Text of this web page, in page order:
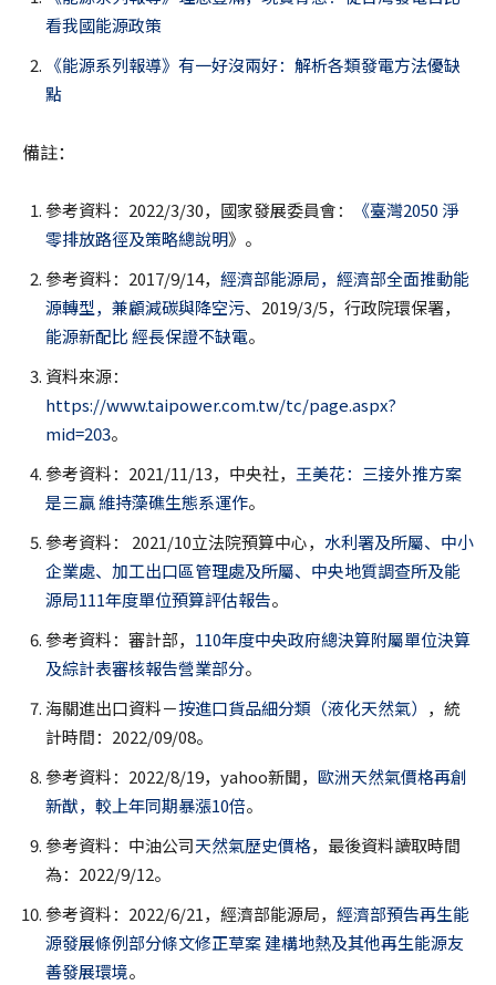
看我國能源政策
《能源系列報導》有一好沒兩好：解析各類發電方法優缺
點
備註：
參考資料：2022/3/30，國家發展委員會：
《臺灣2050 淨
零排放路徑及策略總說明》。
參考資料：2017/9/14， 經濟部能源局，經濟部全面推動能
源轉型，兼顧減碳與降空污、2019/3/5，行政院環保署，
能源新配比 經長保證不缺電。
資料來源：
https://www.taipower.com.tw/tc/page.aspx?
mid=203。
參考資料：2021/11/13，中央社， 王美花：三接外推方案
是三贏 維持藻礁生態系運作。
參考資料： 2021/10立法院預算中心， 水利署及所屬、中小
企業處、加工出口區管理處及所屬、中央地質調查所及能
源局111年度單位預算評估報告。
參考資料：審計部， 110年度中央政府總決算附屬單位決算
及綜計表審核報告營業部分。
海關進出口資料－按進口貨品細分類（液化天然氣） ，統
計時間：2022/09/08。
參考資料：2022/8/19，yahoo新聞， 歐洲天然氣價格再創
新猷，較上年同期暴漲10倍。
參考資料：中油公司天然氣歷史價格，最後資料讀取時間
為：2022/9/12。
參考資料：2022/6/21，經濟部能源局， 經濟部預告再生能
源發展條例部分條文修正草案 建構地熱及其他再生能源友
善發展環境。